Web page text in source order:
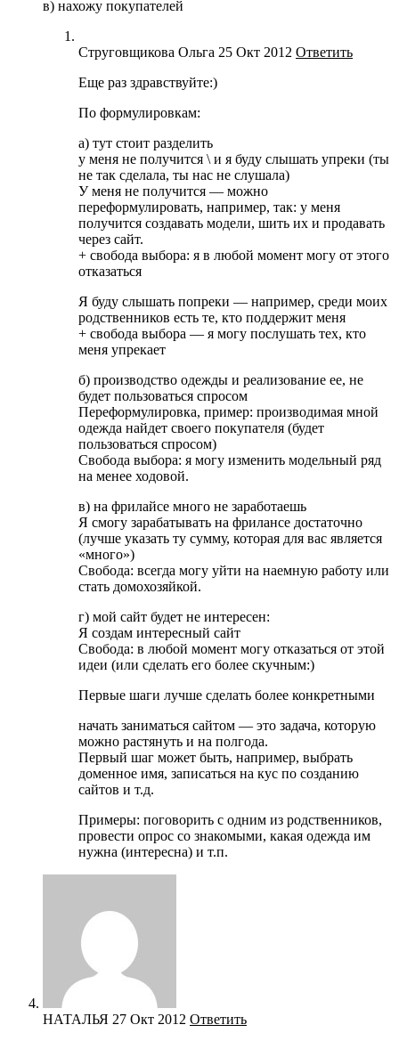
в) нахожу покупателей
Струговщикова Ольга 25 Окт 2012 Ответить
Еще раз здравствуйте:)
По формулировкам:
а) тут стоит разделить
у меня не получится \ и я буду слышать упреки (ты
не так сделала, ты нас не слушала)
У меня не получится — можно
переформулировать, например, так: у меня
получится создавать модели, шить их и продавать
через сайт.
+ свобода выбора: я в любой момент могу от этого
отказаться
Я буду слышать попреки — например, среди моих
родственников есть те, кто поддержит меня
+ свобода выбора — я могу послушать тех, кто
меня упрекает
б) производство одежды и реализование ее, не
будет пользоваться спросом
Переформулировка, пример: производимая мной
одежда найдет своего покупателя (будет
пользоваться спросом)
Свобода выбора: я могу изменить модельный ряд
на менее ходовой.
в) на фрилайсе много не заработаешь
Я смогу зарабатывать на фрилансе достаточно
(лучше указать ту сумму, которая для вас является
«много»)
Свобода: всегда могу уйти на наемную работу или
стать домохозяйкой.
г) мой сайт будет не интересен:
Я создам интересный сайт
Свобода: в любой момент могу отказаться от этой
идеи (или сделать его более скучным:)
Первые шаги лучше сделать более конкретными
начать заниматься сайтом — это задача, которую
можно растянуть и на полгода.
Первый шаг может быть, например, выбрать
доменное имя, записаться на кус по созданию
сайтов и т.д.
Примеры: поговорить с одним из родственников,
провести опрос со знакомыми, какая одежда им
нужна (интересна) и т.п.
НАТАЛЬЯ 27 Окт 2012 Ответить